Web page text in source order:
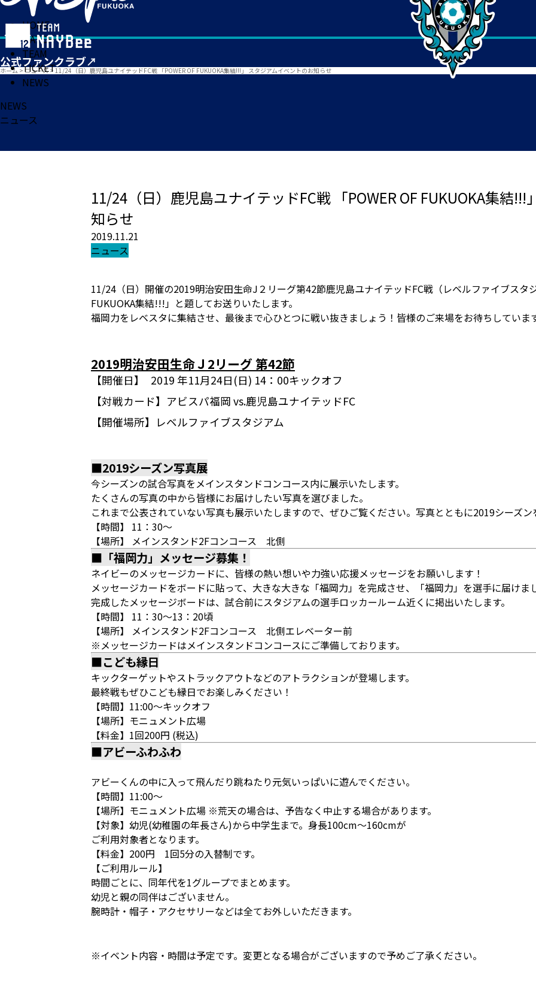
HOME
MATCH
TEAM
TICKET
NEWS
ホーム > ニュース> 11/24（日）鹿児島ユナイテッドFC戦 「POWER OF FUKUOKA集結!!!」 スタジアムイベントのお知らせ
NEWS
ニュース
11/24（日）鹿児島ユナイテッドFC戦 「POWER OF FUKUOKA集結
知らせ
2019.11.21
ニュース
11/24（日）開催の2019明治安田生命J２リーグ第42節鹿児島ユナイテッドFC戦（レベルファイブスタ
FUKUOKA集結!!!」と題してお送りいたします。
福岡力をレベスタに集結させ、最後まで心ひとつに戦い抜きましょう！皆様のご来場をお待ちしていま
2019明治安田生命Ｊ2リーグ 第42節
【開催日】
2019 年11月24日(日) 14：00キックオフ
【対戦カード】 アビスパ福岡 vs.鹿児島ユナイテッドFC
【開催場所】
レベルファイブスタジアム
■2019シーズン写真展
今シーズンの試合写真をメインスタンドコンコース内に展示いたします。
たくさんの写真の中から皆様にお届けしたい写真を選びました。
これまで公表されていない写真も展示いたしますので、ぜひご覧ください。写真とともに2019シーズ
【時間】 11：30～
【場所】 メインスタンド2Fコンコース 北側
■「福岡力」メッセージ募集！
ネイビーのメッセージカードに、皆様の熱い想いや力強い応援メッセージをお願いします！
メッセージカードをボードに貼って、大きな大きな「福岡力」を完成させ、「福岡力」を選手に届けま
完成したメッセージボードは、試合前にスタジアムの選手ロッカールーム近くに掲出いたします。
【時間】 11：30～13：20頃
【場所】 メインスタンド2Fコンコース 北側エレベーター前
※メッセージカードはメインスタンドコンコースにご準備しております。
■こども縁日
キックターゲットやストラックアウトなどのアトラクションが登場します。
最終戦もぜひこども縁日でお楽しみください！
【時間】11:00～キックオフ
【場所】モニュメント広場
【料金】1回200円 (税込)
■アビーふわふわ
アビーくんの中に入って飛んだり跳ねたり元気いっぱいに遊んでください。
【時間】11:00～
【場所】モニュメント広場 ※荒天の場合は、予告なく中止する場合があります。
【対象】幼児(幼稚園の年長さん)から中学生まで。身長100cm～160cmが
ご利用対象者となります。
【料金】200円 1回5分の入替制です。
【ご利用ルール】
時間ごとに、同年代を1グループでまとめます。
幼児と親の同伴はございません。
腕時計・帽子・アクセサリーなどは全てお外しいただきます。
※イベント内容・時間は予定です。変更となる場合がございますので予めご了承ください。